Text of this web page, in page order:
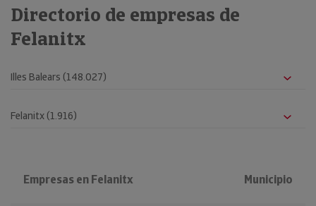
Directorio de empresas de
Felanitx
Empresas en Felanitx Municipio